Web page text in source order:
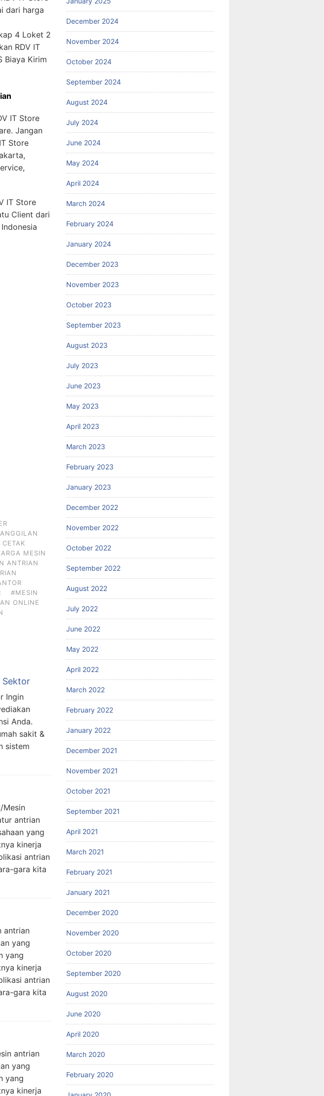
dari harga
4 Loket 2
RDV IT
Biaya Kirim
IT Store
Jangan
Store
IT Store
Client dari
MESIN
ANTRIAN
#MESIN
ONLINE
Sektor
Ingin
Anda.
sakit &
sistem
Mesin
antrian
yang
kinerja
antrian
gara kita
antrian
yang
yang
kinerja
antrian
gara kita
antrian
yang
yang
kinerja
December 2024
November 2024
October 2024
September 2024
August 2024
July 2024
June 2024
May 2024
April 2024
March 2024
February 2024
January 2024
December 2023
November 2023
October 2023
September 2023
August 2023
July 2023
June 2023
May 2023
April 2023
March 2023
February 2023
January 2023
December 2022
November 2022
October 2022
September 2022
August 2022
July 2022
June 2022
May 2022
April 2022
March 2022
February 2022
January 2022
December 2021
November 2021
October 2021
September 2021
April 2021
March 2021
February 2021
January 2021
December 2020
November 2020
October 2020
September 2020
August 2020
June 2020
April 2020
March 2020
February 2020